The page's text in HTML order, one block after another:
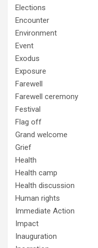
Elections
Encounter
Environment
Event
Exodus
Exposure
Farewell
Farewell ceremony
Festival
Flag off
Grand welcome
Grief
Health
Health camp
Health discussion
Human rights
Immediate Action
Impact
Inauguration